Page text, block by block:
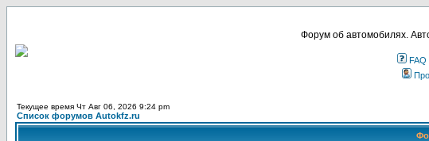
Форум об автомобилях.
FAQ
Текущее время Чт Авг 06, 2026 9:24 pm
Список форумов Autokfz.ru